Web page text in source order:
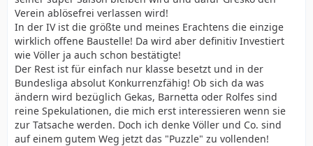
Verein ablösefrei verlassen wird!
In der IV ist die größte und meines Erachtens die einzige
wirklich offene Baustelle! Da wird aber definitiv Investiert
wie Völler ja auch schon bestätigte!
Der Rest ist für einfach nur klasse besetzt und in der
Bundesliga absolut Konkurrenzfähig! Ob sich da was
ändern wird bezüglich Gekas, Barnetta oder Rolfes sind
reine Spekulationen, die mich erst interessieren wenn sie
zur Tatsache werden. Doch ich denke Völler und Co. sind
auf einem gutem Weg jetzt das "Puzzle" zu vollenden!